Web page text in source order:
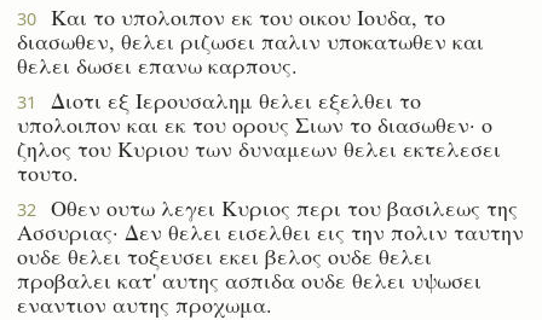
30
Και το υπολοιπον εκ του οικου Ιουδα, το
διασωθεν, θελει ριζωσει παλιν υποκατωθεν και
θελει δωσει επανω καρπους.
31
Διοτι εξ Ιερουσαλημ θελει εξελθει το
υπολοιπον και εκ του ορους Σιων το διασωθεν· ο
ζηλος του Κυριου των δυναμεων θελει εκτελεσει
τουτο.
32
Οθεν ουτω λεγει Κυριος περι του βασιλεως της
Ασσυριας· Δεν θελει εισελθει εις την πολιν ταυτην
ουδε θελει τοξευσει εκει βελος ουδε θελει
προβαλει κατ' αυτης ασπιδα ουδε θελει υψωσει
εναντιον αυτης προχωμα.